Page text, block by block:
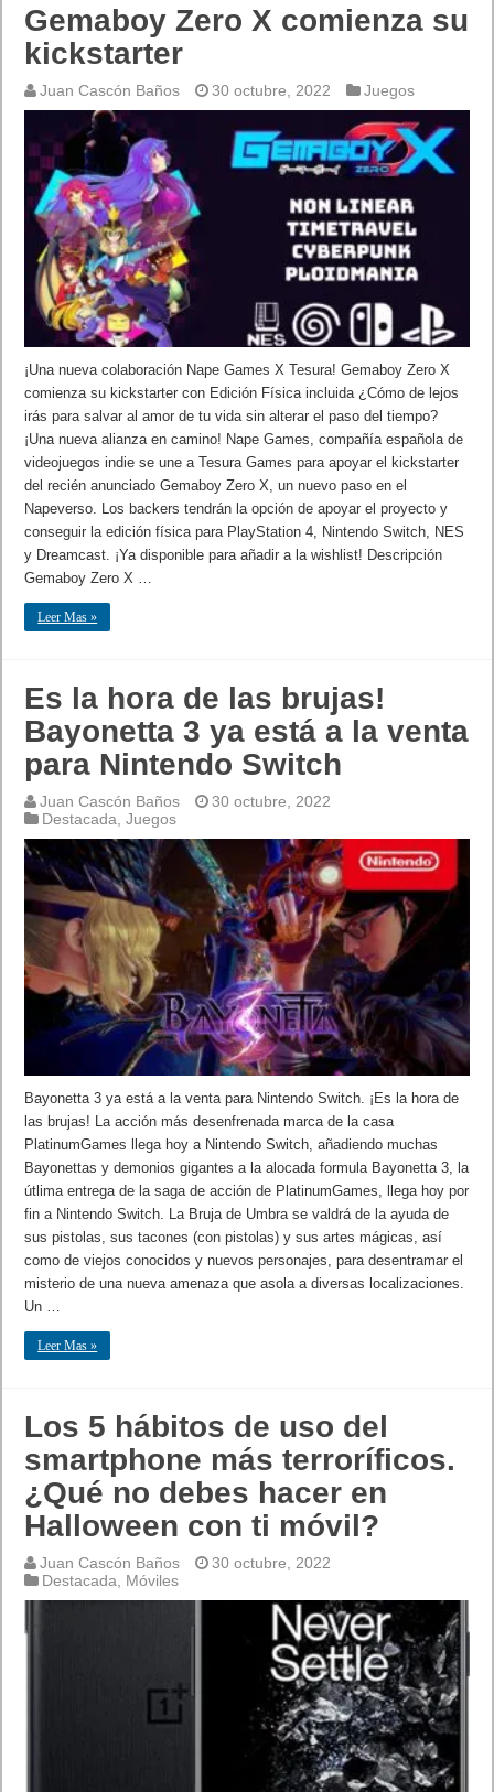
Gemaboy Zero X comienza su
kickstarter
Juan Cascón Baños 30 octubre, 2022 Juegos
¡Una nueva colaboración Nape Games X Tesura! Gemaboy Zero X
comienza su kickstarter con Edición Física incluida ¿Cómo de lejos
irás para salvar al amor de tu vida sin alterar el paso del tiempo?
¡Una nueva alianza en camino! Nape Games, compañía española de
videojuegos indie se une a Tesura Games para apoyar el kickstarter
del recién anunciado Gemaboy Zero X, un nuevo paso en el
Napeverso. Los backers tendrán la opción de apoyar el proyecto y
conseguir la edición física para PlayStation 4, Nintendo Switch, NES
y Dreamcast. ¡Ya disponible para añadir a la wishlist! Descripción
Gemaboy Zero X …
Leer Mas »
Es la hora de las brujas!
Bayonetta 3 ya está a la venta
para Nintendo Switch
Juan Cascón Baños
30 octubre, 2022
Destacada ,Juegos
Bayonetta 3 ya está a la venta para Nintendo Switch. ¡Es la hora de
las brujas! La acción más desenfrenada marca de la casa
PlatinumGames llega hoy a Nintendo Switch, añadiendo muchas
Bayonettas y demonios gigantes a la alocada formula Bayonetta 3, la
útlima entrega de la saga de acción de PlatinumGames, llega hoy por
fin a Nintendo Switch. La Bruja de Umbra se valdrá de la ayuda de
sus pistolas, sus tacones (con pistolas) y sus artes mágicas, así
como de viejos conocidos y nuevos personajes, para desentramar el
misterio de una nueva amenaza que asola a diversas localizaciones.
Un …
Leer Mas »
Los 5 hábitos de uso del
smartphone más terroríficos.
¿Qué no debes hacer en
Halloween con ti móvil?
Juan Cascón Baños
30 octubre, 2022
Destacada
Móviles